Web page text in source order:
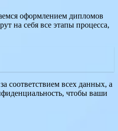
оформлением дипломов
на себя все этапы процесса,
соответствием всех данных, а
чтобы ваши